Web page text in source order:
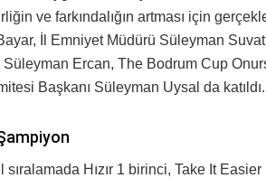
ve farkındalığın artması için
İl Emniyet Müdürü Süleyman
Süleyman Ercan, The Bodrum Cup
Başkanı Süleyman Uysal da katıldı.
Hızır 1 birinci, Take It